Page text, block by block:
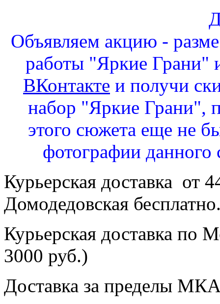
Объявляем акцию -
работы "Яркие Грани"
ВКонтакте и получи
набор "Яркие Грани",
этого сюжета еще не
фотографии
Курьерская доставка от
Домодедовская
Курьерская доставка по
3000 руб.)
Доставка за пределы